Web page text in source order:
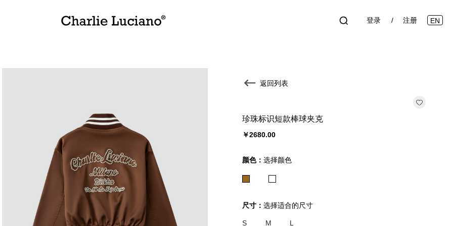
登录 注册 EN
返回列表
珍珠标识短款棒球夹克
￥2680.00
颜色：选择颜色
尺寸：选择适合的尺寸
S M L